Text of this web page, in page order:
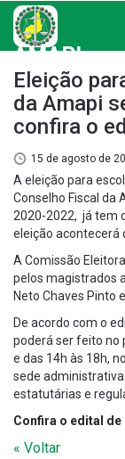
AMAPI
Eleição
da Amapi
confira o
15 de agosto de
A eleição para
Conselho Fiscal da
2020-2022, já tem
eleição acontecerá
A Comissão
pelos magistrados
Neto Chaves Pinto
De acordo com o
poderá ser feito no
e das 14h às 18h,
sede
estatutárias e
Confira o edital de
« Voltar